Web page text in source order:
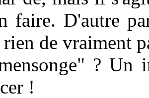
faire. D'autre
de vraiment
? Un
!